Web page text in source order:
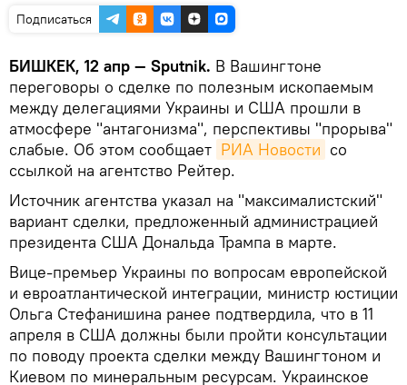
Подписаться
БИШКЕК, 12 апр — Sputnik. В Вашингтоне
переговоры о сделке по полезным ископаемым
между делегациями Украины и США прошли в
атмосфере "антагонизма", перспективы "прорыва"
слабые. Об этом сообщает РИА Новости со
ссылкой на агентство Рейтер.
Источник агентства указал на "максималистский"
вариант сделки, предложенный администрацией
президента США Дональда Трампа в марте.
Вице-премьер Украины по вопросам европейской
и евроатлантической интеграции, министр юстиции
Ольга Стефанишина ранее подтвердила, что в 11
апреля в США должны были пройти консультации
по поводу проекта сделки между Вашингтоном и
Киевом по минеральным ресурсам. Украинское